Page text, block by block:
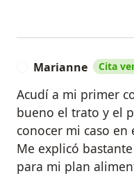
Marianne Cita
Acudí a mi primer
bueno el trato y el
conocer mi caso en
Me explicó
para mi plan